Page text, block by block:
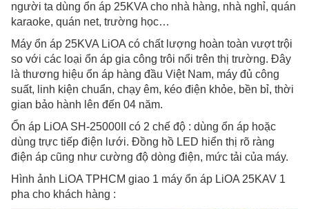
người ta dùng ổn áp 25KVA cho nhà hàng, nhà nghỉ, quán
karaoke, quán net, trường học…
Máy ổn áp 25KVA LiOA có chất lượng hoàn toàn vượt trội
so với các loại ổn áp gia công trôi nổi trên thị trường. Đây
là thương hiệu ổn áp hàng đầu Việt Nam, máy đủ công
suất, linh kiện chuẩn, chạy êm, kéo điện khỏe, bền bỉ, thời
gian bảo hành lên đến 04 năm.
Ổn áp LiOA SH-25000II có 2 chế độ : dùng ổn áp hoặc
dùng trực tiếp điện lưới. Đồng hồ LED hiển thị rõ ràng
điện áp cũng như cường độ dòng điện, mức tải của máy.
Hình ảnh LiOA TPHCM giao 1 máy ổn áp LiOA 25KAV 1
pha cho khách hàng :